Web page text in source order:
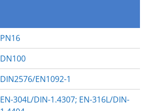
PN16
DN100
DIN2576/EN1092-1
EN-304L/DIN-1.4307; EN-316L/DIN-